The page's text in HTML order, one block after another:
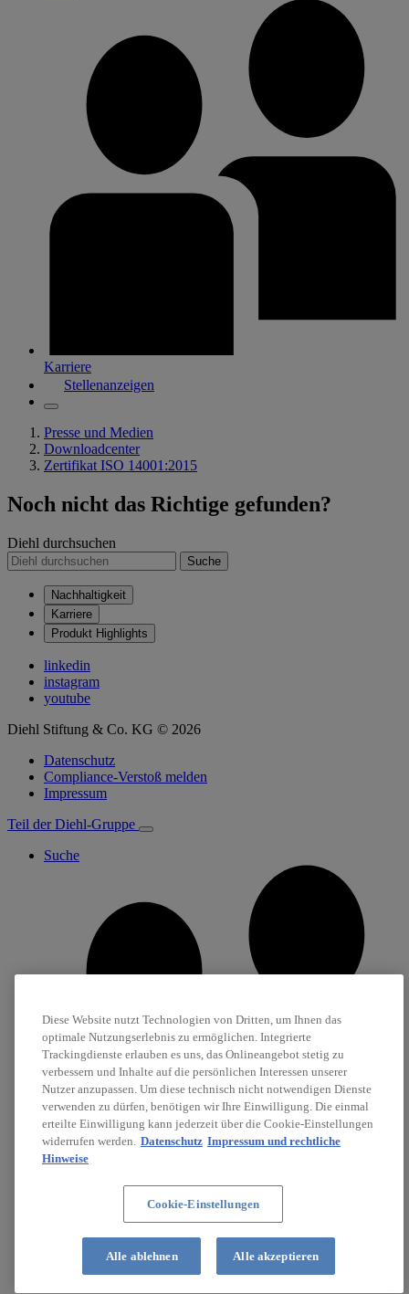
Karriere
Stellenanzeigen
Presse und Medien
Downloadcenter
Zertifikat ISO 14001:2015
Noch nicht das Richtige gefunden?
Diehl durchsuchen
Suche
Nachhaltigkeit
Karriere
Produkt Highlights
linkedin
instagram
youtube
Diehl Stiftung & Co. KG © 2026
Datenschutz
Compliance-Verstoß melden
Impressum
Teil der Diehl-Gruppe
Suche
Stellenanzeigen
Diese Website nutzt Technologien von Dritten, um Ihnen das
optimale Nutzungserlebnis zu ermöglichen. Integrierte
Trackingdienste erlauben es uns, das Onlineangebot stetig zu
verbessern und Inhalte auf die persönlichen Interessen unserer
Nutzer anzupassen. Um diese technisch nicht notwendigen Dienste
verwenden zu dürfen, benötigen wir Ihre Einwilligung. Die einmal
erteilte Einwilligung kann jederzeit über die Cookie-Einstellungen
widerrufen werden. Datenschutz Impressum und rechtliche
Hinweise
Cookie-Einstellungen
Alle ablehnen Alle akzeptieren